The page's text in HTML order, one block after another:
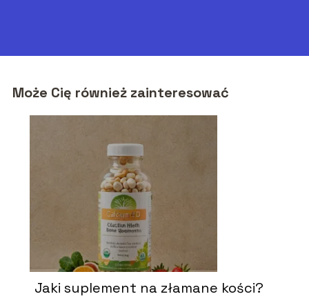
Może Cię również zainteresować
Jaki suplement na złamane kości?